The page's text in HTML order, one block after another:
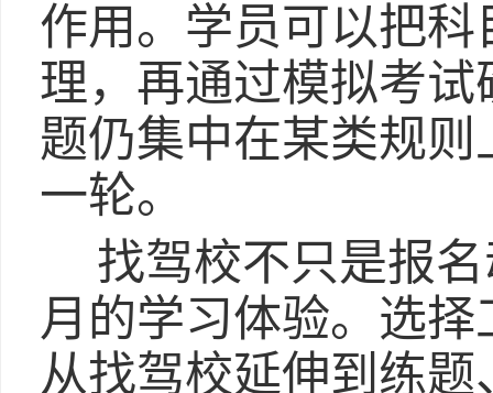
作用。学员可以把
理，再通过模拟考
题仍集中在某类规
一轮。
找驾校不只是报
月的学习体验。选
从找驾校延伸到练